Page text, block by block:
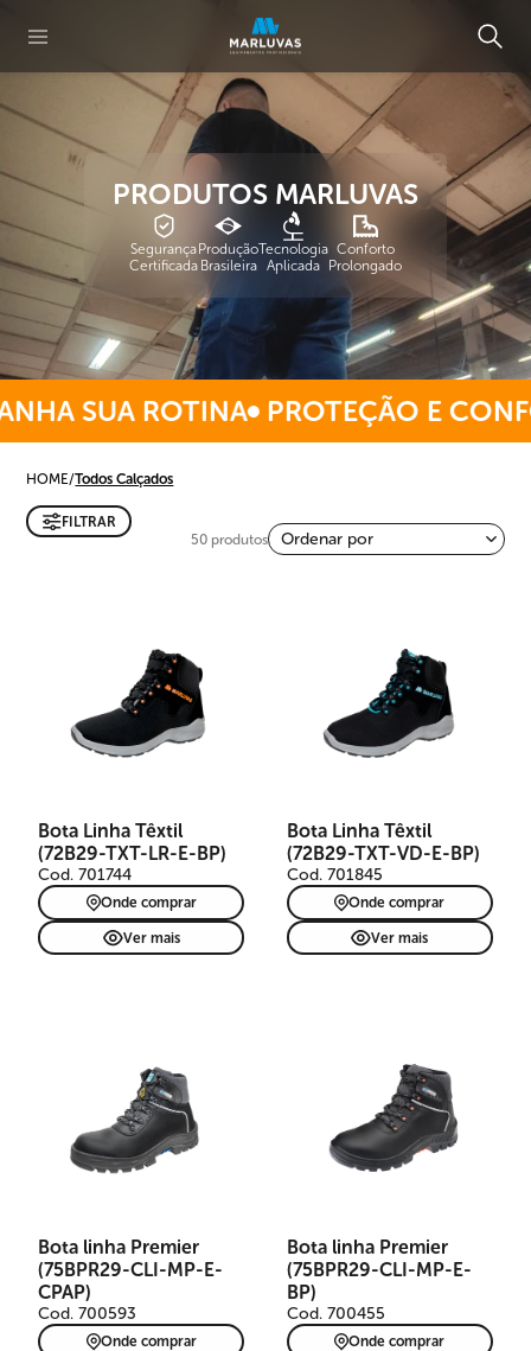
PRODUTOS MARLUVAS
Segurança
Certificada
Produção
Brasileira
Tecnologia
Aplicada
Conforto
Prolongado
SUA ROTINA PROTEÇÃO E
HOME/Todos Calçados
FILTRAR
50 produtos
Bota Linha Têxtil
(72B29-TXT-LR-E-BP)
Cod. 701744
Onde comprar
Ver mais
Bota Linha Têxtil
(72B29-TXT-VD-E-BP)
Cod. 701845
Onde comprar
Ver mais
Bota linha Premier
(75BPR29-CLI-MP-E-
CPAP)
Cod. 700593
Onde comprar
Bota linha Premier
(75BPR29-CLI-MP-E-
BP)
Cod. 700455
Onde comprar